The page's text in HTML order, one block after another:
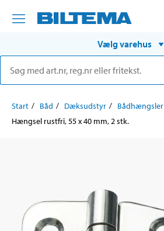
Vælg varehus
Start Båd Dæksudstyr
Bådhængsler
Hængsel rustfri, 55 x 40 mm, 2 stk.